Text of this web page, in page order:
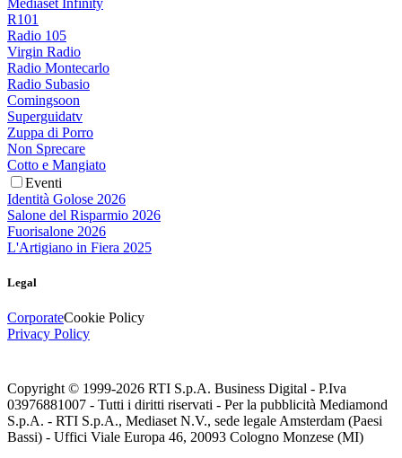
R101
Radio 105
Virgin Radio
Radio Montecarlo
Radio Subasio
Comingsoon
Superguidatv
Zuppa di Porro
Non Sprecare
Cotto e Mangiato
Eventi
Identità Golose 2026
Salone del Risparmio 2026
Fuorisalone 2026
L'Artigiano in Fiera 2025
Legal
CorporateCookie Policy
Privacy Policy
Copyright © 1999-2026 RTI S.p.A. Business Digital - P.Iva
03976881007 - Tutti i diritti riservati - Per la pubblicità Mediamond
S.p.A. - RTI S.p.A., Mediaset N.V., sede legale Amsterdam (Paesi
Bassi) - Uffici Viale Europa 46, 20093 Cologno Monzese (MI)